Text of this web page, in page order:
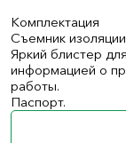
Комплектация
Съемник
Яркий блистер
информацией о
работы.
Паспорт.